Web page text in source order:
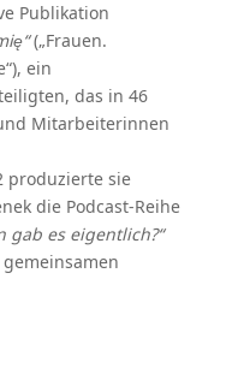
Publikation
(„Frauen.
ein
das in 46
Mitarbeiterinnen
produzierte sie
die Podcast-Reihe
gab es eigentlich?“